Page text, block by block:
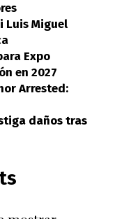
Luis Miguel
Expo
en 2027
Arrested:
daños tras